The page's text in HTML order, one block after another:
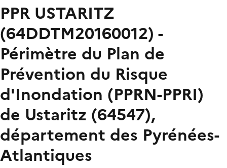
PPR USTARITZ
(64DDTM20160012) -
Périmètre du Plan de
Prévention du Risque
d'Inondation (PPRN-PPRI)
de Ustaritz (64547),
département des Pyrénées-
Atlantiques